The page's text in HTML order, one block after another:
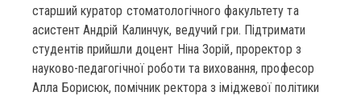
старший куратор стоматологічного факультету та
асистент Андрій Калинчук, ведучий гри. Підтримати
студентів прийшли доцент Ніна Зорій, проректор з
науково-педагогічної роботи та виховання, професор
Алла Борисюк, помічник ректора з іміджевої політики